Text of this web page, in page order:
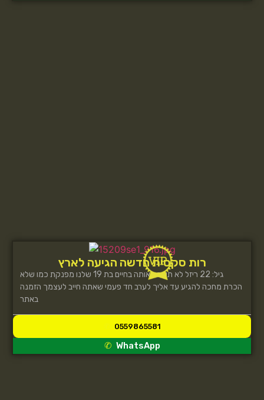
רות סקסית חדשה הגיעה לארץ
גיל: 22 ריזל לא תשכח אותה בחיים בת 19 שלנו מפנקת כמו שלא
הכרת מחכה להגיע עד אליך לערב חד פעמי שאתה חייב לעצמך הזמנה
באתר
0559865581
WhatsApp